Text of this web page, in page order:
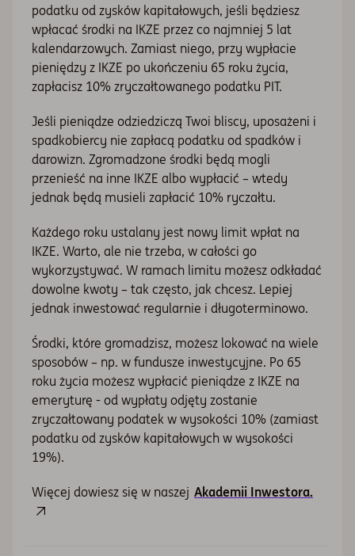
podatku od zysków kapitałowych, jeśli będziesz
wpłacać środki na IKZE przez co najmniej 5 lat
kalendarzowych. Zamiast niego, przy wypłacie
pieniędzy z IKZE po ukończeniu 65 roku życia,
zapłacisz 10% zryczałtowanego podatku PIT.
Jeśli pieniądze odziedziczą Twoi bliscy, uposażeni i
spadkobiercy nie zapłacą podatku od spadków i
darowizn. Zgromadzone środki będą mogli
przenieść na inne IKZE albo wypłacić – wtedy
jednak będą musieli zapłacić 10% ryczałtu.
Każdego roku ustalany jest nowy limit wpłat na
IKZE. Warto, ale nie trzeba, w całości go
wykorzystywać. W ramach limitu możesz odkładać
dowolne kwoty – tak często, jak chcesz. Lepiej
jednak inwestować regularnie i długoterminowo.
Środki, które gromadzisz, możesz lokować na wiele
sposobów – np. w fundusze inwestycyjne. Po 65
roku życia możesz wypłacić pieniądze z IKZE na
emeryturę - od wypłaty odjęty zostanie
zryczałtowany podatek w wysokości 10% (zamiast
podatku od zysków kapitałowych w wysokości
19%).
Więcej dowiesz się w naszej Akademii Inwestora.